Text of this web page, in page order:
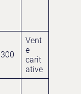
300
Vent
e
carit
ative